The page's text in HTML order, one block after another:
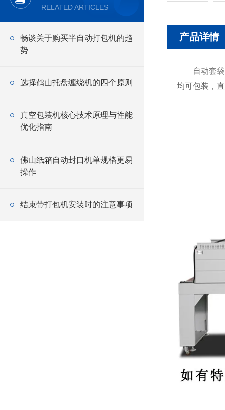
RELATED ARTICLES
畅谈关于购买半自动打包机的趋
势
选择鹤山托盘缠绕机的四个原则
真空包装机核心技术原理与性能
优化指南
佛山纸箱自动封口机单规格更易
操作
结束带打包机安装时的注意事项
产品详情
自动套袋封
均可包装，